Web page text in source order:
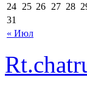
« Июл
24 25 26 27 28
31